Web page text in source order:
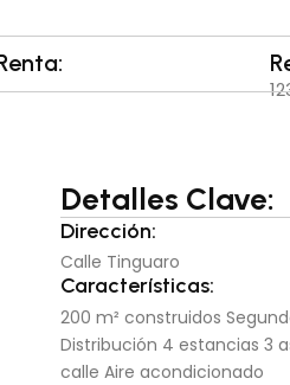
Detalles Clave:
Dirección:
Calle Tinguaro
Características:
200 m² construidos
Distribución 4 estancias 3
calle Aire acondicionado